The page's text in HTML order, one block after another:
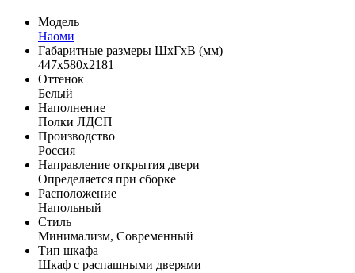
Модель
Наоми
Габаритные размеры ШхГхВ (мм)
447х580х2181
Оттенок
Белый
Наполнение
Полки ЛДСП
Производство
Россия
Направление открытия двери
Определяется при сборке
Расположение
Напольный
Стиль
Минимализм, Современный
Тип шкафа
Шкаф с распашными дверями